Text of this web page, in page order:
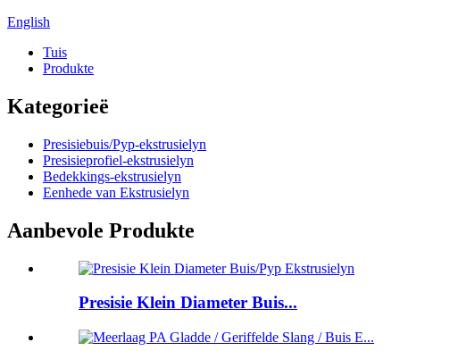
English
Tuis
Produkte
Kategorieë
Presisiebuis/Pyp-ekstrusielyn
Presisieprofiel-ekstrusielyn
Bedekkings-ekstrusielyn
Eenhede van Ekstrusielyn
Aanbevole Produkte
Presisie Klein Diameter Buis...